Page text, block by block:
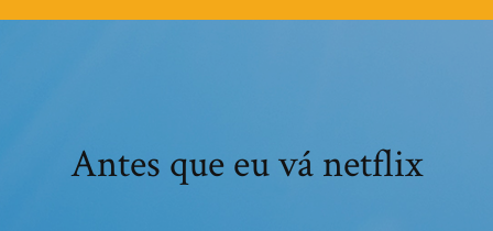
Antes que eu vá netflix